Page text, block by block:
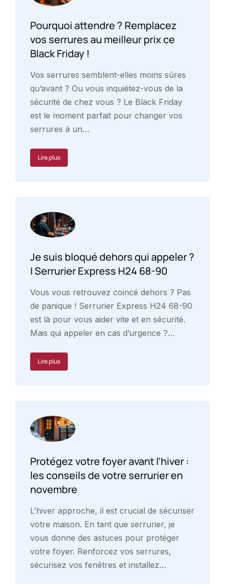
Pourquoi attendre ? Remplacez
vos serrures au meilleur prix ce
Black Friday !
Vos serrures semblent-elles moins sûres
qu’avant ? Ou vous inquiétez-vous de la
sécurité de chez vous ? Le Black Friday
est le moment parfait pour changer vos
serrures à un…
Lire plus
Je suis bloqué dehors qui appeler ?
| Serrurier Express H24 68-90
Vous vous retrouvez coincé dehors ? Pas
de panique ! Serrurier Express H24 68-90
est là pour vous aider vite et en sécurité.
Mais qui appeler en cas d’urgence ?…
Lire plus
Protégez votre foyer avant l’hiver :
les conseils de votre serrurier en
novembre
L’hiver approche, il est crucial de sécuriser
votre maison. En tant que serrurier, je
vous donne des astuces pour protéger
votre foyer. Renforcez vos serrures,
sécurisez vos fenêtres et installez…